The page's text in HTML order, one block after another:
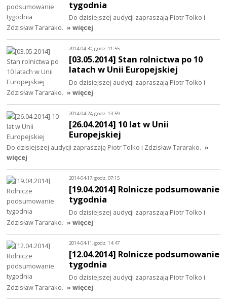
tygodnia
Do dzisiejszej audycji zapraszają Piotr Tolko i
Zdzisław Tararako. » więcej
2014-04-30, godz. 11:55
[03.05.2014] Stan rolnictwa po 10
latach w Unii Europejskiej
Do dzisiejszej audycji zapraszają Piotr Tolko i
Zdzisław Tararako. » więcej
2014-04-24, godz. 13:59
[26.04.2014] 10 lat w Unii
Europejskiej
Do dzisiejszej audycji zapraszają Piotr Tolko i Zdzisław Tararako. »
więcej
2014-04-17, godz. 07:15
[19.04.2014] Rolnicze podsumowanie
tygodnia
Do dzisiejszej audycji zapraszają Piotr Tolko i
Zdzisław Tararako. » więcej
2014-04-11, godz. 14:47
[12.04.2014] Rolnicze podsumowanie
tygodnia
Do dzisiejszej audycji zapraszają Piotr Tolko i
Zdzisław Tararako. » więcej